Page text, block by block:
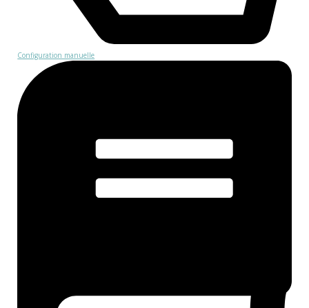
Configuration manuelle